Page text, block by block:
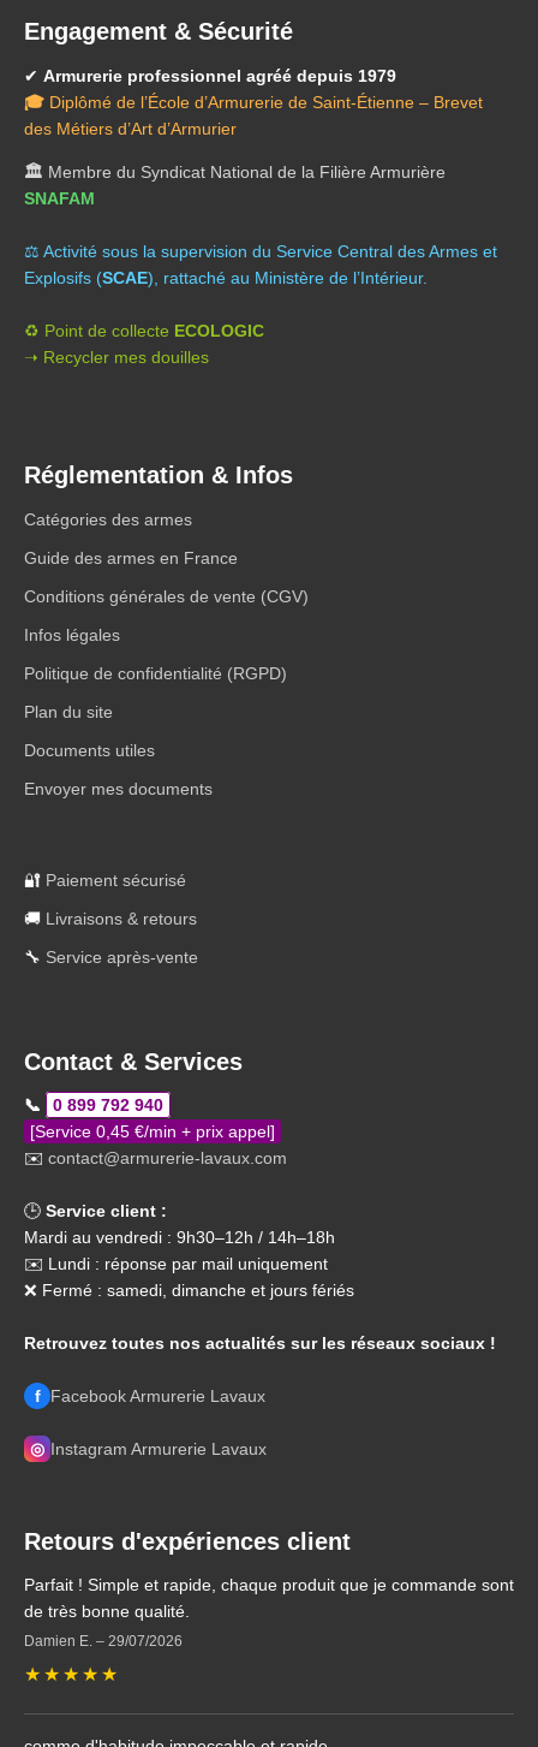
Engagement & Sécurité
✔ Armurerie professionnel agréé depuis 1979
🎓 Diplômé de l’École d’Armurerie de Saint-Étienne – Brevet
des Métiers d’Art d’Armurier
🏛️ Membre du Syndicat National de la Filière Armurière
SNAFAM
⚖️ Activité sous la supervision du Service Central des Armes et
Explosifs (SCAE), rattaché au Ministère de l’Intérieur.
♻️ Point de collecte ECOLOGIC
➝ Recycler mes douilles
Réglementation & Infos
Catégories des armes
Guide des armes en France
Conditions générales de vente (CGV)
Infos légales
Politique de confidentialité (RGPD)
Plan du site
Documents utiles
Envoyer mes documents
🔐 Paiement sécurisé
🚚 Livraisons & retours
🔧 Service après-vente
Contact & Services
📞
0 899 792 940
[Service 0,45 €/min + prix appel]
✉️ contact@armurerie-lavaux.com
🕒 Service client :
Mardi au vendredi : 9h30–12h / 14h–18h
✉️ Lundi : réponse par mail uniquement
❌ Fermé : samedi, dimanche et jours fériés
Retrouvez toutes nos actualités sur les réseaux sociaux !
f Facebook Armurerie Lavaux
◎ Instagram Armurerie Lavaux
Retours d'expériences client
Parfait ! Simple et rapide, chaque produit que je commande sont
de très bonne qualité.
Damien E. – 29/07/2026
★ ★ ★ ★ ★